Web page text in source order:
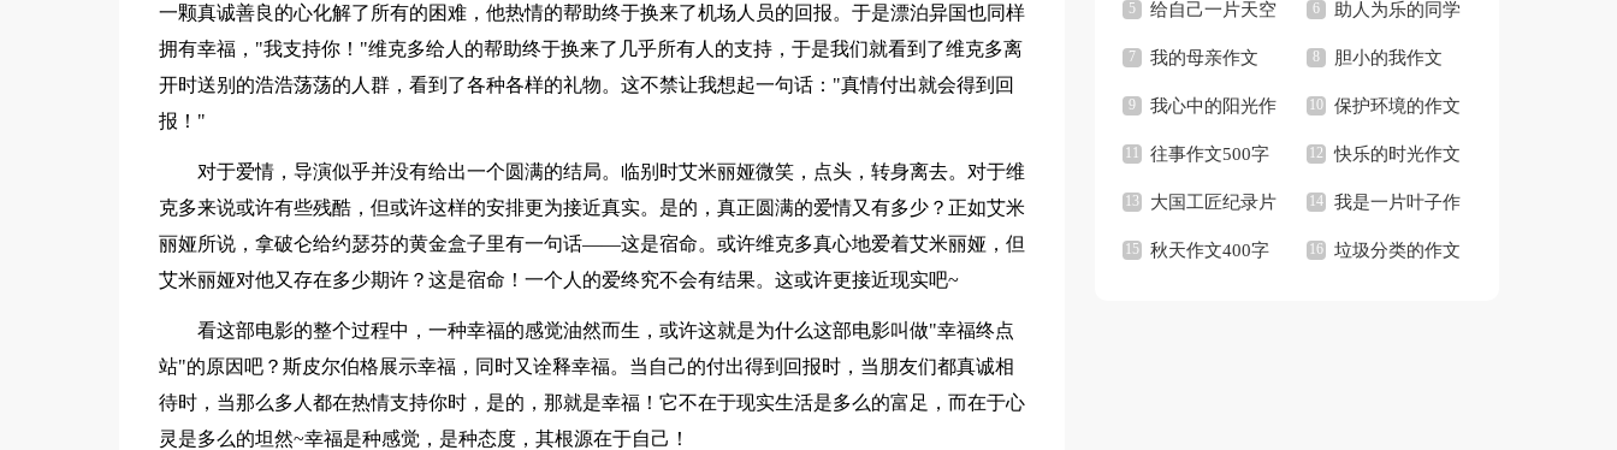
一颗真诚善良的心化解了所有的困难，他热情的帮助终于换来了机场人员的回报。于是漂泊异国也同样
拥有幸福，"我支持你！"维克多给人的帮助终于换来了几乎所有人的支持，于是我们就看到了维克多离
开时送别的浩浩荡荡的人群，看到了各种各样的礼物。这不禁让我想起一句话："真情付出就会得到回
报！"
对于爱情，导演似乎并没有给出一个圆满的结局。临别时艾米丽娅微笑，点头，转身离去。对于维
克多来说或许有些残酷，但或许这样的安排更为接近真实。是的，真正圆满的爱情又有多少？正如艾米
丽娅所说，拿破仑给约瑟芬的黄金盒子里有一句话——这是宿命。或许维克多真心地爱着艾米丽娅，但
艾米丽娅对他又存在多少期许？这是宿命！一个人的爱终究不会有结果。这或许更接近现实吧~
看这部电影的整个过程中，一种幸福的感觉油然而生，或许这就是为什么这部电影叫做"幸福终点
站"的原因吧？斯皮尔伯格展示幸福，同时又诠释幸福。当自己的付出得到回报时，当朋友们都真诚相
待时，当那么多人都在热情支持你时，是的，那就是幸福！它不在于现实生活是多么的富足，而在于心
灵是多么的坦然~幸福是种感觉，是种态度，其根源在于自己！
文
给自己一片天空
作文
助人为乐的同学
我的母亲作文
300字
胆小的我作文
400字
我心中的阳光作
文
保护环境的作文
500字
往事作文500字 快乐的时光作文
通用15篇
大国工匠纪录片
观后感
我是一片叶子作
文
秋天作文400字 垃圾分类的作文